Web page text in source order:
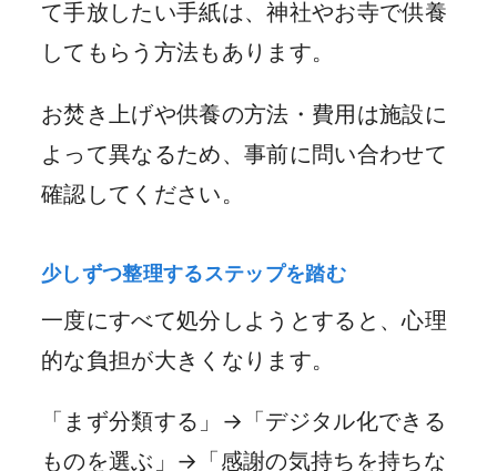
て手放したい手紙は、神社やお寺で供養
してもらう方法もあります。
お焚き上げや供養の方法・費用は施設に
よって異なるため、事前に問い合わせて
確認してください。
少しずつ整理するステップを踏む
一度にすべて処分しようとすると、心理
的な負担が大きくなります。
「まず分類する」→「デジタル化できる
ものを選ぶ」→「感謝の気持ちを持ちな